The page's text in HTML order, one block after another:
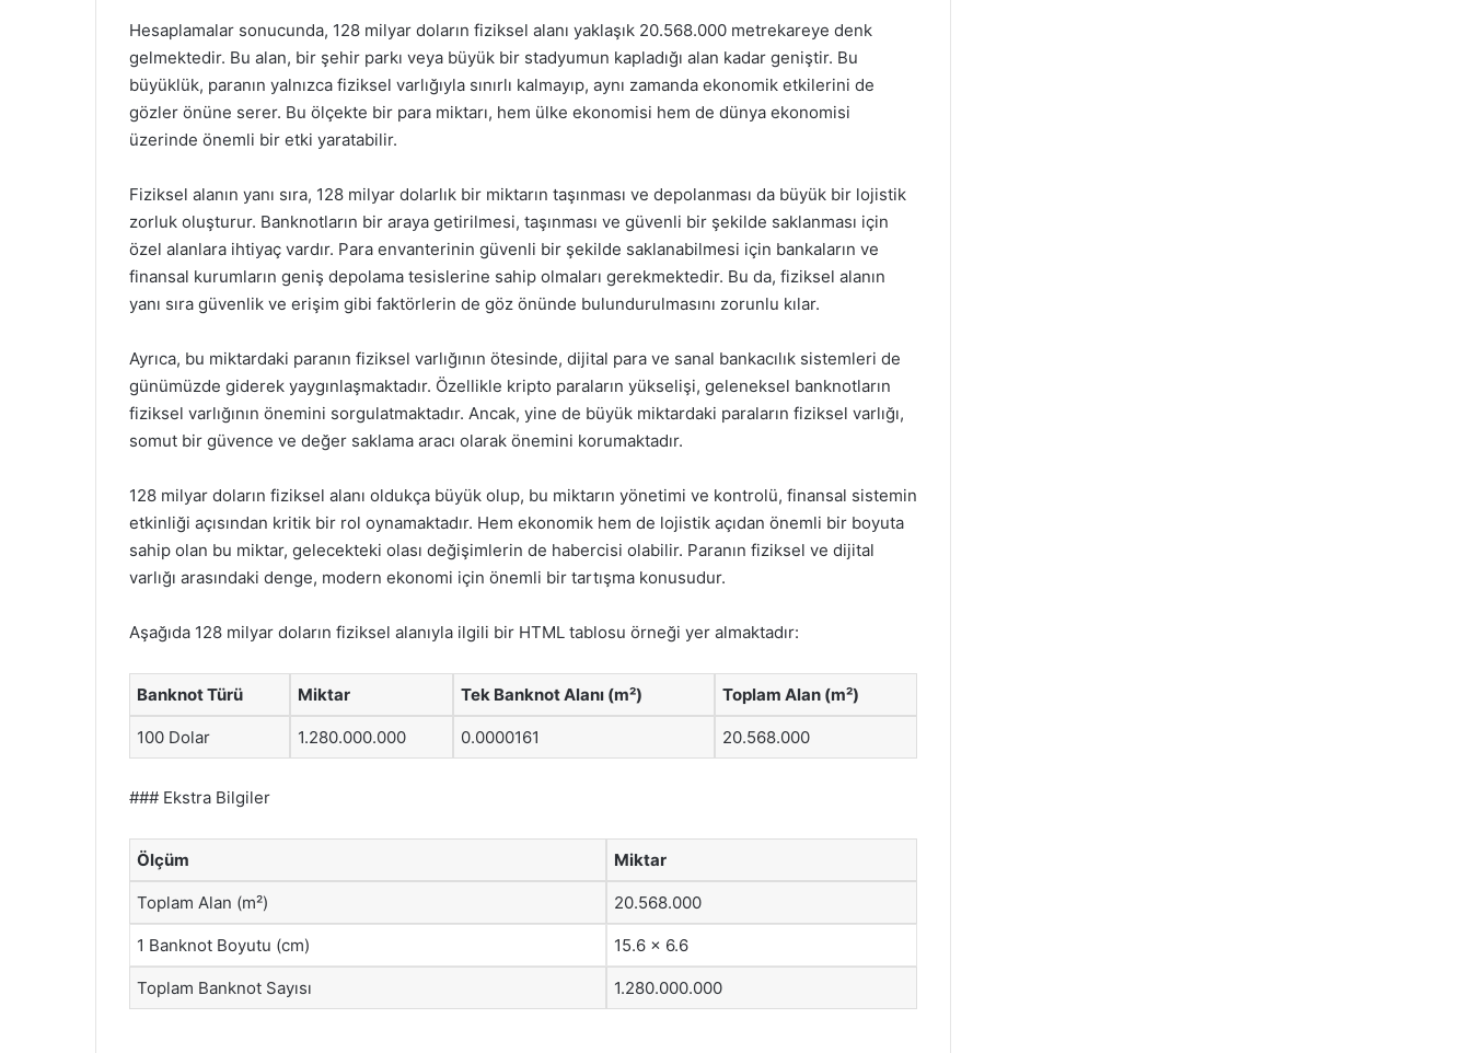
Hesaplamalar sonucunda, 128 milyar doların fiziksel alanı yaklaşık 20.568.000 metrekareye denk
gelmektedir. Bu alan, bir şehir parkı veya büyük bir stadyumun kapladığı alan kadar geniştir. Bu
büyüklük, paranın yalnızca fiziksel varlığıyla sınırlı kalmayıp, aynı zamanda ekonomik etkilerini de
gözler önüne serer. Bu ölçekte bir para miktarı, hem ülke ekonomisi hem de dünya ekonomisi
üzerinde önemli bir etki yaratabilir.
Fiziksel alanın yanı sıra, 128 milyar dolarlık bir miktarın taşınması ve depolanması da büyük bir lojistik
zorluk oluşturur. Banknotların bir araya getirilmesi, taşınması ve güvenli bir şekilde saklanması için
özel alanlara ihtiyaç vardır. Para envanterinin güvenli bir şekilde saklanabilmesi için bankaların ve
finansal kurumların geniş depolama tesislerine sahip olmaları gerekmektedir. Bu da, fiziksel alanın
yanı sıra güvenlik ve erişim gibi faktörlerin de göz önünde bulundurulmasını zorunlu kılar.
Ayrıca, bu miktardaki paranın fiziksel varlığının ötesinde, dijital para ve sanal bankacılık sistemleri de
günümüzde giderek yaygınlaşmaktadır. Özellikle kripto paraların yükselişi, geleneksel banknotların
fiziksel varlığının önemini sorgulatmaktadır. Ancak, yine de büyük miktardaki paraların fiziksel varlığı,
somut bir güvence ve değer saklama aracı olarak önemini korumaktadır.
128 milyar doların fiziksel alanı oldukça büyük olup, bu miktarın yönetimi ve kontrolü, finansal sistemin
etkinliği açısından kritik bir rol oynamaktadır. Hem ekonomik hem de lojistik açıdan önemli bir boyuta
sahip olan bu miktar, gelecekteki olası değişimlerin de habercisi olabilir. Paranın fiziksel ve dijital
varlığı arasındaki denge, modern ekonomi için önemli bir tartışma konusudur.
Aşağıda 128 milyar doların fiziksel alanıyla ilgili bir HTML tablosu örneği yer almaktadır:
Banknot Türü Miktar Tek Banknot Alanı (m²) Toplam Alan (m²)
100 Dolar 1.280.000.000 0.0000161 20.568.000
### Ekstra Bilgiler
Ölçüm Miktar
Toplam Alan (m²) 20.568.000
1 Banknot Boyutu (cm) 15.6 x 6.6
Toplam Banknot Sayısı 1.280.000.000